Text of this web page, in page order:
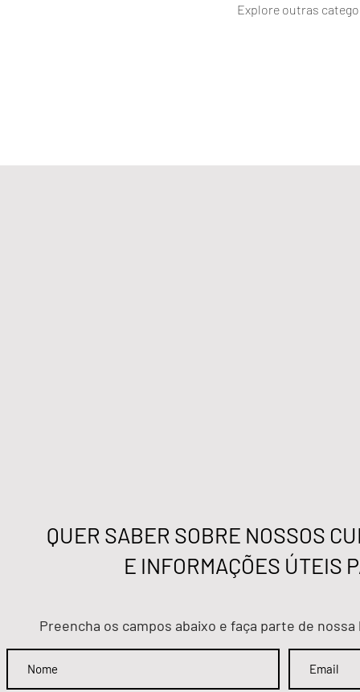
Explore outras
QUER SABER SOBRE NOSSOS
E INFORMAÇÕES ÚTEIS
Preencha os campos abaixo e faça parte de